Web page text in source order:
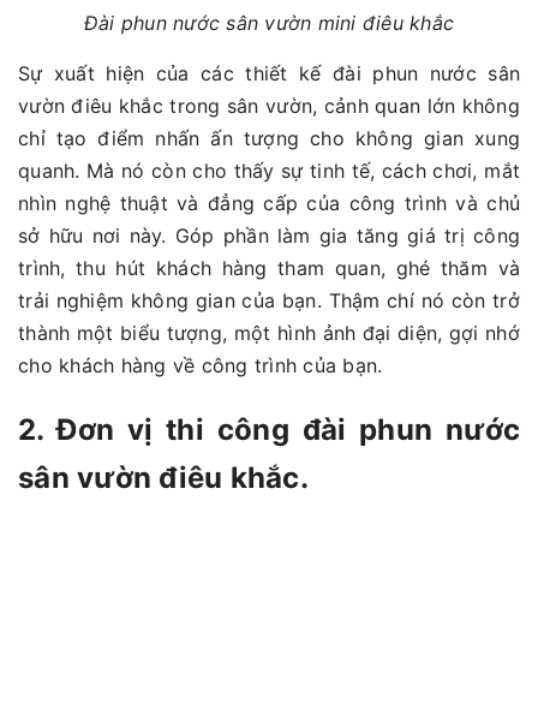
Đài phun nước sân vườn mini điêu khắc
Sự xuất hiện của các thiết kế đài phun nước sân
vườn điêu khắc trong sân vườn, cảnh quan lớn không
chỉ tạo điểm nhấn ấn tượng cho không gian xung
quanh. Mà nó còn cho thấy sự tinh tế, cách chơi, mắt
nhìn nghệ thuật và đẳng cấp của công trình và chủ
sở hữu nơi này. Góp phần làm gia tăng giá trị công
trình, thu hút khách hàng tham quan, ghé thăm và
trải nghiệm không gian của bạn. Thậm chí nó còn trở
thành một biểu tượng, một hình ảnh đại diện, gợi nhớ
cho khách hàng về công trình của bạn.
2. Đơn vị thi công đài phun nước
sân vườn điêu khắc.